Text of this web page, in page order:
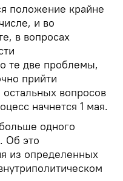
положение крайне
и во
в вопросах
те две проблемы,
прийти
вопросов
начнется 1 мая.
одного
Об это
из определенных